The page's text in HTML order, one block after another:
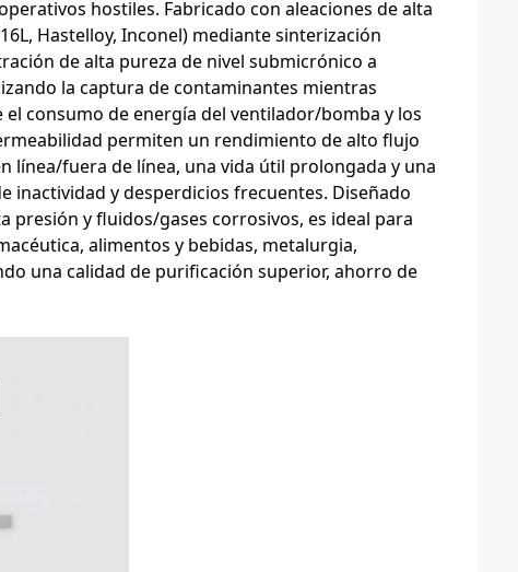
hostiles. Fabricado con aleaciones de alta
Hastelloy, Inconel) mediante sinterización
de alta pureza de nivel submicrónico a
la captura de contaminantes mientras
consumo de energía del ventilador/bomba y los
permiten un rendimiento de alto flujo
línea/fuera de línea, una vida útil prolongada y una
inactividad y desperdicios frecuentes. Diseñado
presión y fluidos/gases corrosivos, es ideal para
alimentos y bebidas, metalurgia,
una calidad de purificación superior, ahorro de